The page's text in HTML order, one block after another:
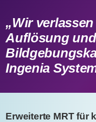
„Wir
Auflösung
Ingenia
Erweiterte MRT für